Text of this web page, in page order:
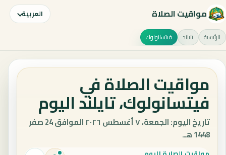
مواقيت الصلاة العربية
الرئيسية تايلند فيتسانولوك
مواقيت الصلاة في
فيتسانولوك، تايلند اليوم
تاريخ اليوم: الجمعة، ٧ أغسطس ٢٠٢٦ الموافق 24 صفر
1448 هـ.